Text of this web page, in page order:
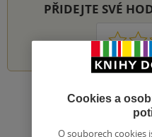
PŘIDEJTE SVÉ
1 2 3
Zobrazit
Cookies a
O souborech cookies